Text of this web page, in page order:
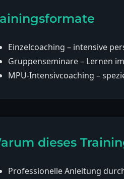
Einzelcoaching – intensive
Gruppenseminare – Lernen
MPU-Intensivcoaching –
dieses
Professionelle Anleitung